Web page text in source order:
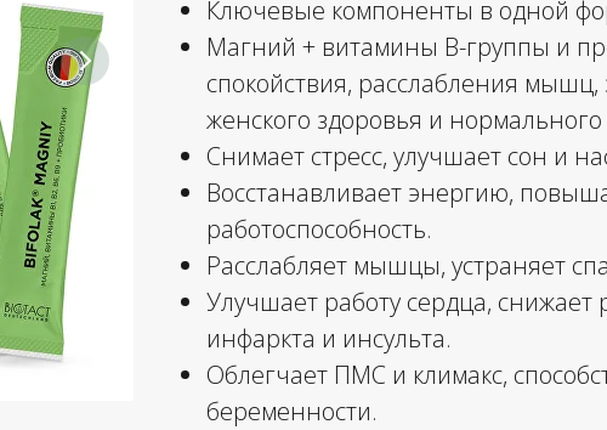
Ключевые компоненты в одной
Магний + витамины B-группы и
спокойствия, расслабления мышц,
женского здоровья и нормального
Снимает стресс, улучшает сон и
Восстанавливает энергию,
работоспособность.
Расслабляет мышцы, устраняет
Улучшает работу сердца, снижает
инфаркта и инсульта.
Облегчает ПМС и климакс,
беременности.